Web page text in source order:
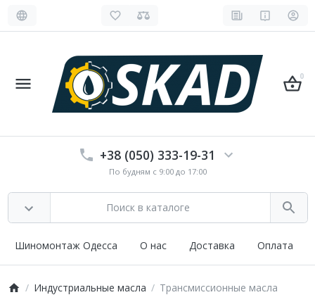
0
+38 (050) 333-19-31
По будням с 9:00 до 17:00
Шиномонтаж Одесса О нас Доставка Оплата
Индустриальные масла Трансмиссионные масла